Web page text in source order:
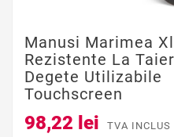
Manusi Marimea
Rezistente La
Degete Utilizabile
Touchscreen
98,22 lei TVA INCLUS